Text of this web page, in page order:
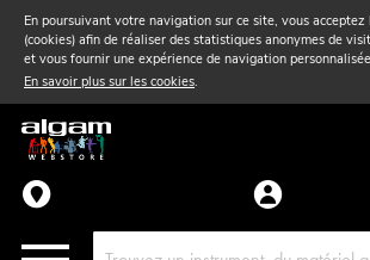
En poursuivant votre navigation sur ce site, vous
(cookies) afin de réaliser des statistiques anonymes de
et vous fournir une expérience de navigation
En savoir plus sur les cookies.
Vent& Violon
Accessoires
Pièces détachées